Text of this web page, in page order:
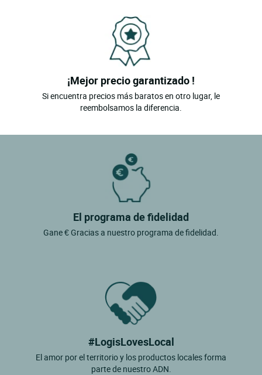
¡Mejor precio garantizado !
Si encuentra precios más baratos en otro lugar, le
reembolsamos la diferencia.
El programa de fidelidad
Gane € Gracias a nuestro programa de fidelidad.
#LogisLovesLocal
El amor por el territorio y los productos locales forma
parte de nuestro ADN.